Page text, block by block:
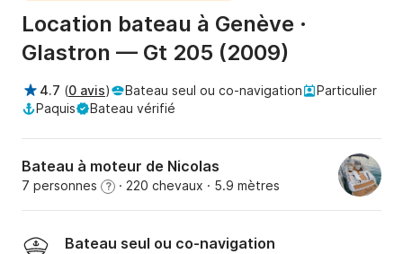
Location bateau à Genève ·
Glastron — Gt 205 (2009)
4.7 (0 avis) Bateau seul ou co-navigation
Particulier
Paquis
Bateau vérifié
Bateau à moteur de Nicolas
7 personnes ? · 220 chevaux · 5.9 mètres
Bateau seul ou co-navigation